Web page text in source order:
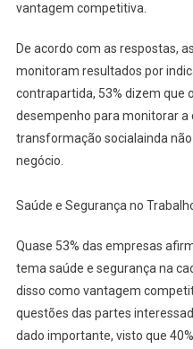
vantagem competitiva.
De acordo com as respostas,
monitoram resultados por
contrapartida, 53% dizem que
desempenho para monitorar a
transformação socialainda
negócio.
Saúde e Segurança no
Quase 53% das empresas
tema saúde e segurança na
disso como vantagem
questões das partes
dado importante, visto que